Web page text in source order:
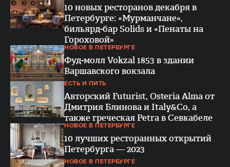
10 новых ресторанов декабря в
Петербурге: «Мурманчане»,
бильярд-бар Solids и «Пенаты на
Гороховой»
НОВОЕ В ПЕТЕРБУРГЕ
Фуд-молл Vokzal 1853 в здании
Варшавского вокзала
ЕСТЬ И ПИТЬ
Авторский Futurist, Osteria Alma от
Дмитрия Блинова и Italy&Co, а
также греческая Petra в Севкабеле
НОВОЕ В ПЕТЕРБУРГЕ
10 лучших ресторанных открытий
Петербурга — 2023
НОВОЕ В ПЕТЕРБУРГЕ